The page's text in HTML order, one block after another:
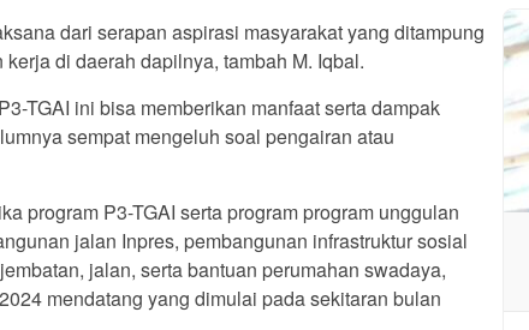
dari serapan aspirasi masyarakat yang ditampung
di daerah dapilnya, tambah M. Iqbal.
TGAI ini bisa memberikan manfaat serta dampak
sempat mengeluh soal pengairan atau
program P3-TGAI serta program program unggulan
jalan Inpres, pembangunan infrastruktur sosial
jalan, serta bantuan perumahan swadaya,
mendatang yang dimulai pada sekitaran bulan